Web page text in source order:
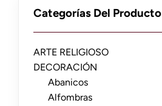
Categorías Del Producto
ARTE RELIGIOSO
DECORACIÓN
Abanicos
Alfombras